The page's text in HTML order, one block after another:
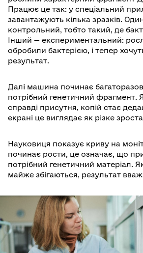
Працює це так: у спеціальний
завантажують кілька зразків.
контрольний, тобто такий, де
Інший — експериментальний:
обробили бактерією, і тепер
результат.
Далі машина починає
потрібний генетичний фрагмент.
справді присутня, копій стає
екрані це виглядає як різке
Науковиця показує криву на
починає рости, це означає, що
потрібний генетичний матеріал.
майже збігаються, результат